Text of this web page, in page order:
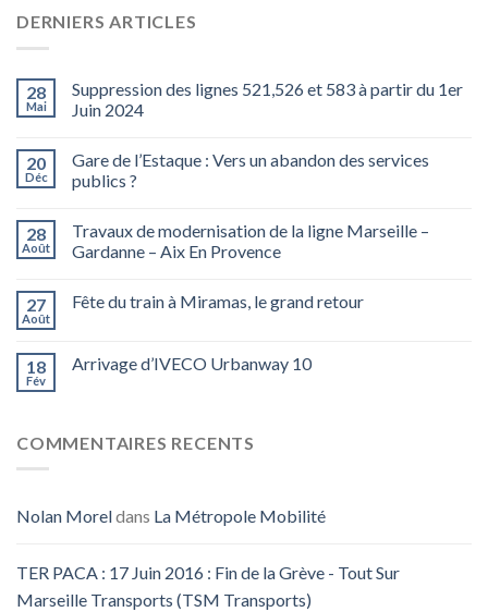
DERNIERS ARTICLES
28
Mai
Suppression des lignes 521,526 et 583 à partir du 1er
Juin 2024
20
Déc
Gare de l’Estaque : Vers un abandon des services
publics ?
28
Août
Travaux de modernisation de la ligne Marseille –
Gardanne – Aix En Provence
27
Août
Fête du train à Miramas, le grand retour
18
Fév
Arrivage d’IVECO Urbanway 10
COMMENTAIRES RECENTS
Nolan Moreldans La Métropole Mobilité
TER PACA : 17 Juin 2016 : Fin de la Grève - Tout Sur
Marseille Transports (TSM Transports)